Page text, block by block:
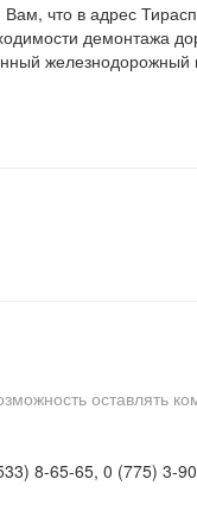
что в адрес
демонтажа
оставлять
8-65-65, 0 (775) 3-